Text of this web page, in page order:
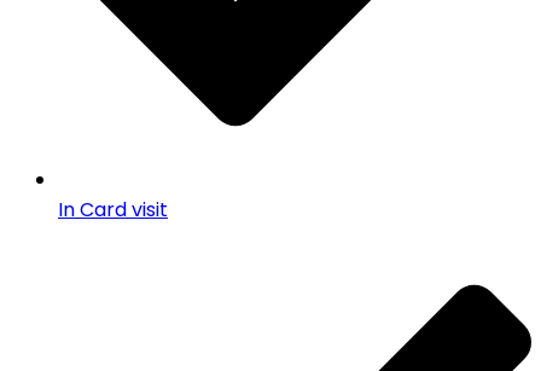
In Card visit